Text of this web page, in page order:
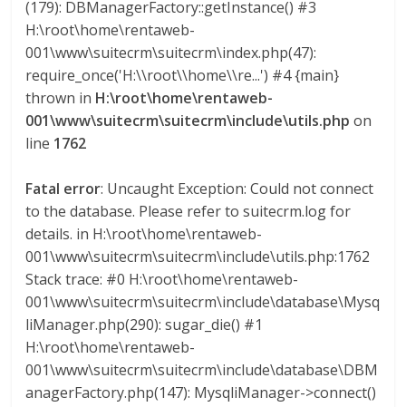
a
r
a
e
n
B
o
(179): DBManagerFactory::getInstance() #3
H:\root\home\rentaweb-
001\www\suitecrm\suitecrm\index.php(47):
require_once('H:\\root\\home\\re...') #4 {main}
thrown in H:\root\home\rentaweb-
001\www\suitecrm\suitecrm\include\utils.php on
line 1762
Fatal error: Uncaught Exception: Could not connect
to the database. Please refer to suitecrm.log for
details. in H:\root\home\rentaweb-
001\www\suitecrm\suitecrm\include\utils.php:1762
Stack trace: #0 H:\root\home\rentaweb-
001\www\suitecrm\suitecrm\include\database\Mysq
liManager.php(290): sugar_die() #1
H:\root\home\rentaweb-
001\www\suitecrm\suitecrm\include\database\DBM
anagerFactory.php(147): MysqliManager->connect()